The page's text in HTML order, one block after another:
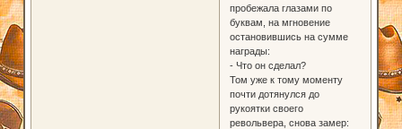
пробежала глазами по
буквам, на мгновение
остановившись на сумме
награды:
- Что он сделал?
Том уже к тому моменту
почти дотянулся до
рукоятки своего
револьвера, снова замер: